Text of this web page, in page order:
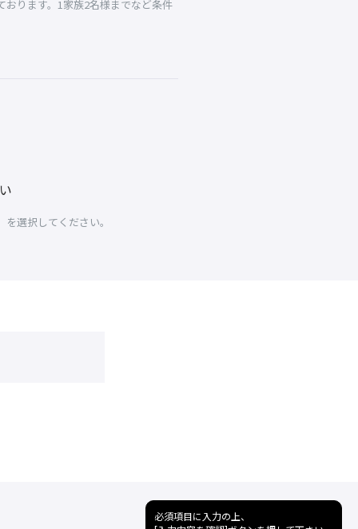
ります。1家族2名様までなど条件
選択してください。
必須項目に入力の上、